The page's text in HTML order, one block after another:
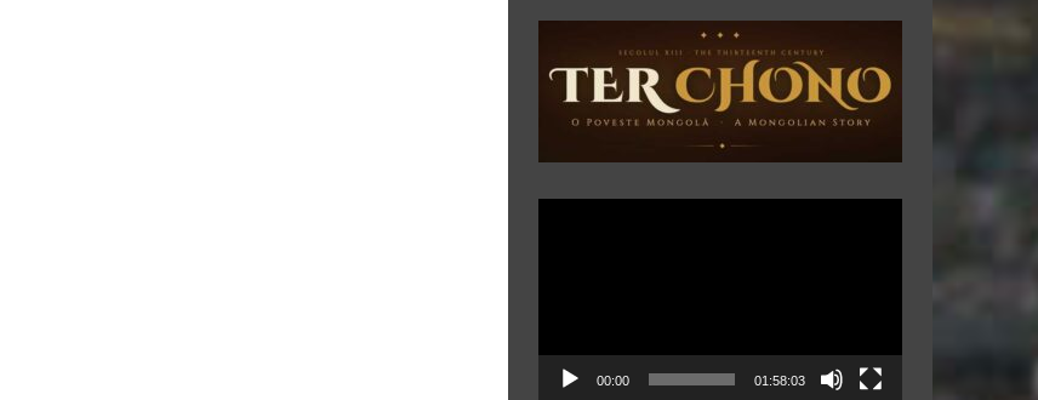
00:00 01:58:03